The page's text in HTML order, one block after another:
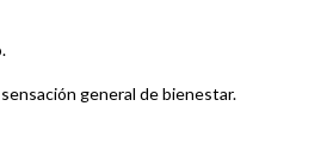
general de bienestar.